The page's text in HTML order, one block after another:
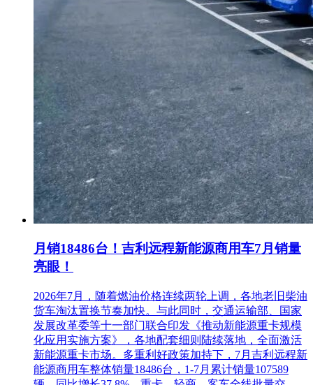
月销18486台！吉利远程新能源商用车7月销量
亮眼！
2026年7月，随着燃油价格连续两轮上调，各地老旧柴油
货车淘汰置换节奏加快。与此同时，交通运输部、国家
发展改革委等十一部门联合印发《推动新能源重卡规模
化应用实施方案》，各地配套细则陆续落地，全面激活
新能源重卡市场。多重利好政策加持下，7月吉利远程新
能源商用车整体销量18486台，1-7月累计销量107589